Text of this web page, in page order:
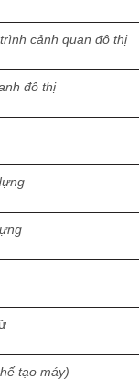
cảnh quan đô thị
đô thị
tạo máy)